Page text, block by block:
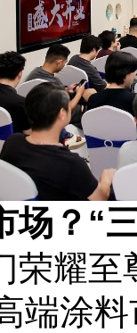
场？ “
荣耀
端涂